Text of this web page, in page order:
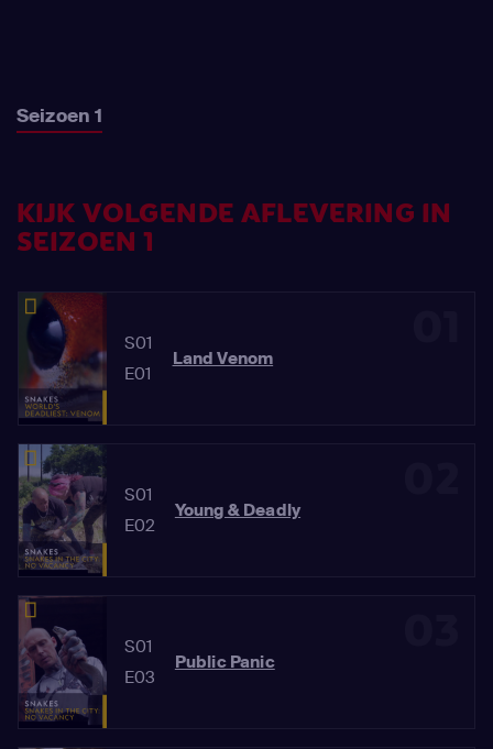
Seizoen 1
KIJK VOLGENDE AFLEVERING IN
SEIZOEN 1
S01
E01
Land Venom
S01
E02
Young & Deadly
S01
E03
Public Panic